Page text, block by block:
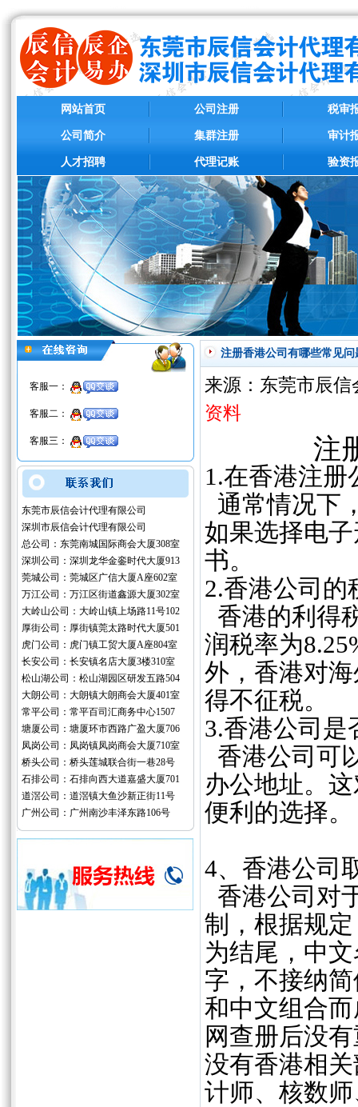
网站首页
公司简介
人才招聘
公司注册
集群注册
代理记账
税审
审计
验资
客服一：
客服二：
客服三：
东莞市辰信会计代理有限公司
深圳市辰信会计代理有限公司
总公司：东莞南城国际商会大厦308室
深圳公司：深圳龙华金銮时代大厦913
莞城公司：莞城区广信大厦A座602室
万江公司：万江区街道鑫源大厦302室
大岭山公司：大岭山镇上场路11号102
厚街公司：厚街镇莞太路时代大厦501
虎门公司：虎门镇工贸大厦A座804室
长安公司：长安镇名店大厦3楼310室
松山湖公司：松山湖园区研发五路504
大朗公司：大朗镇大朗商会大厦401室
常平公司：常平百司汇商务中心1507
塘厦公司：塘厦环市西路广盈大厦706
凤岗公司：凤岗镇凤岗商会大厦710室
桥头公司：桥头莲城联合街一巷28号
石排公司：石排向西大道嘉盛大厦701
道滘公司：道滘镇大鱼沙新正街11号
广州公司：广州南沙丰泽东路106号
注册香港公司有哪些常见问
来源：东莞市辰
资料
注
1.在香港注册
通常情况下
如果选择电
书。
2.香港公司的
香港的利得
润税率为
外，香港对
得不征税。
3.香港公司是
香港公司可
办公地址。
便利的选择。
4、香港公司
香港公司对
制，根据规
为结尾，中
字，不接纳
和中文组合
网查册后没
没有香港相
计师、核数